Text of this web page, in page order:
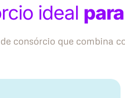
ideal
consórcio que combina